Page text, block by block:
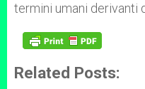
termini umani derivanti
Related Posts: